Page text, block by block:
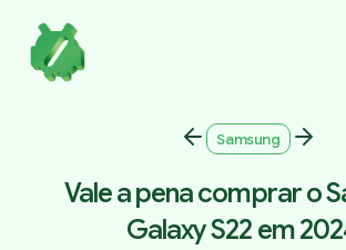
Samsung
Vale a pena comprar o
Galaxy S22 em